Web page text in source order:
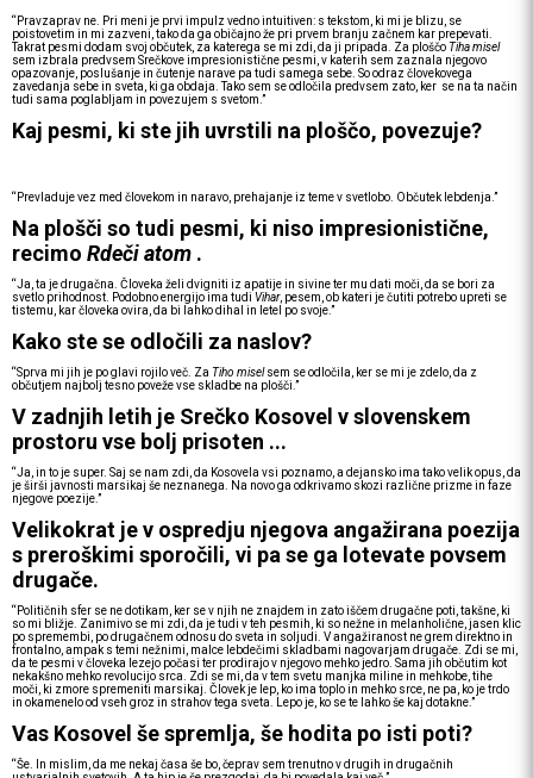
“Pravzaprav ne. Pri meni je prvi impulz vedno intuitiven: s tekstom, ki mi je blizu, se
poistovetim in mi zazveni, tako da ga običajno že pri prvem branju začnem kar prepevati.
Takrat pesmi dodam svoj občutek, za katerega se mi zdi, da ji pripada. Za ploščo Tiha misel
sem izbrala predvsem Srečkove impresionistične pesmi, v katerih sem zaznala njegovo
opazovanje, poslušanje in čutenje narave pa tudi samega sebe. So odraz človekovega
zavedanja sebe in sveta, ki ga obdaja. Tako sem se odločila predvsem zato, ker se na ta način
tudi sama poglabljam in povezujem s svetom.”
Kaj pesmi, ki ste jih uvrstili na ploščo, povezuje?
“Prevladuje vez med človekom in naravo, prehajanje iz teme v svetlobo. Občutek lebdenja.”
Na plošči so tudi pesmi, ki niso impresionistične,
recimo Rdeči atom .
“Ja, ta je drugačna. Človeka želi dvigniti iz apatije in sivine ter mu dati moči, da se bori za
svetlo prihodnost. Podobno energijo ima tudi Vihar, pesem, ob kateri je čutiti potrebo upreti se
tistemu, kar človeka ovira, da bi lahko dihal in letel po svoje.”
Kako ste se odločili za naslov?
“Sprva mi jih je po glavi rojilo več. Za Tiho miselsem se odločila, ker se mi je zdelo, da z
občutjem najbolj tesno poveže vse skladbe na plošči.”
V zadnjih letih je Srečko Kosovel v slovenskem
prostoru vse bolj prisoten ...
“Ja, in to je super. Saj se nam zdi, da Kosovela vsi poznamo, a dejansko ima tako velik opus, da
je širši javnosti marsikaj še neznanega. Na novo ga odkrivamo skozi različne prizme in faze
njegove poezije.”
Velikokrat je v ospredju njegova angažirana poezija
s preroškimi sporočili, vi pa se ga lotevate povsem
drugače.
“Političnih sfer se ne dotikam, ker se v njih ne znajdem in zato iščem drugačne poti, takšne, ki
so mi bližje. Zanimivo se mi zdi, da je tudi v teh pesmih, ki so nežne in melanholične, jasen klic
po spremembi, po drugačnem odnosu do sveta in soljudi. V angažiranost ne grem direktno in
frontalno, ampak s temi nežnimi, malce lebdečimi skladbami nagovarjam drugače. Zdi se mi,
da te pesmi v človeka lezejo počasi ter prodirajo v njegovo mehko jedro. Sama jih občutim kot
nekakšno mehko revolucijo srca. Zdi se mi, da v tem svetu manjka miline in mehkobe, tihe
moči, ki zmore spremeniti marsikaj. Človek je lep, ko ima toplo in mehko srce, ne pa, ko je trdo
in okamenelo od vseh groz in strahov tega sveta. Lepo je, ko se te lahko še kaj dotakne.”
Vas Kosovel še spremlja, še hodita po isti poti?
“Še. In mislim, da me nekaj časa še bo, čeprav sem trenutno v drugih in drugačnih